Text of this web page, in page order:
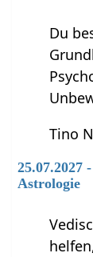
Du
Tino
25.07.2027
Astrologie